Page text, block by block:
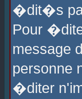
�dit�s
Pour
message
personne
�diter